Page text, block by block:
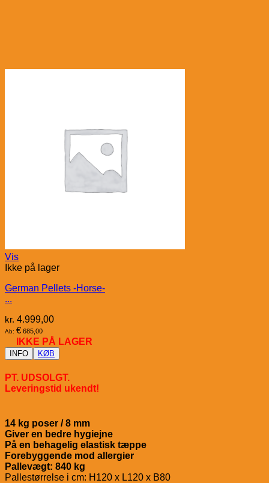
Vis
Ikke på lager
German Pellets -Horse-
...
kr. 4.999,00
Ab: € 685,00
IKKE PÅ LAGER
INFO KØB
PT. UDSOLGT.
Leveringstid ukendt!
14 kg poser /8 mm
Giver en bedre hygiejne
På en behagelig elastisk tæppe
Forebyggende mod allergier
Pallevægt: 840 kg
Pallestørrelse i cm: H120 x L120 x B80